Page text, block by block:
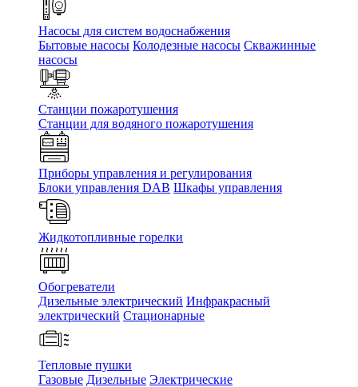
Насосы для систем водоснабжения
Бытовые насосы Колодезные насосы Скважинные
насосы
Станции пожаротушения
Станции для водяного пожаротушения
Приборы управления и регулирования
Блоки управления DAB Шкафы управления
Жидкотопливные горелки
Обогреватели
Дизельные электрический Инфракрасный
электрический Стационарные
Тепловые пушки
Газовые Дизельные Электрические